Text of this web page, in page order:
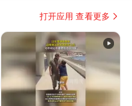
打开应用 查看更多